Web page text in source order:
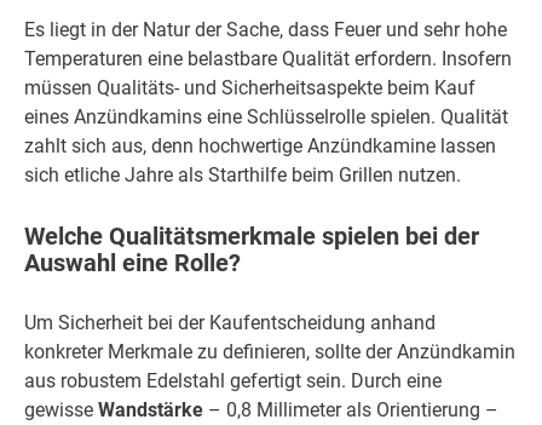
Es liegt in der Natur der Sache, dass Feuer und sehr hohe
Temperaturen eine belastbare Qualität erfordern. Insofern
müssen Qualitäts- und Sicherheitsaspekte beim Kauf
eines Anzündkamins eine Schlüsselrolle spielen. Qualität
zahlt sich aus, denn hochwertige Anzündkamine lassen
sich etliche Jahre als Starthilfe beim Grillen nutzen.
Welche Qualitätsmerkmale spielen bei der
Auswahl eine Rolle?
Um Sicherheit bei der Kaufentscheidung anhand
konkreter Merkmale zu definieren, sollte der Anzündkamin
aus robustem Edelstahl gefertigt sein. Durch eine
gewisse Wandstärke – 0,8 Millimeter als Orientierung –